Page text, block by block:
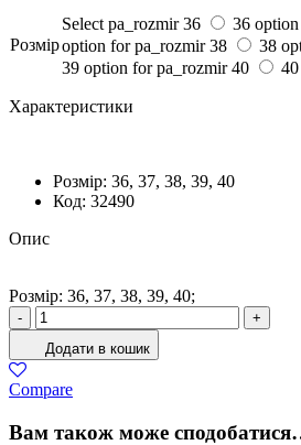
Розмiр
Select pa_rozmir 36 36
option for pa_rozmir 38 38
39 option for pa_rozmir 40
Характеристики
Розмiр: 36, 37, 38, 39, 40
Код: 32490
Опис
Розмiр: 36, 37, 38, 39, 40;
Кросівки
Жіночі
Шкіра
Карамель
кількість
-
+
Додати в кошик
Compare
Вам також може